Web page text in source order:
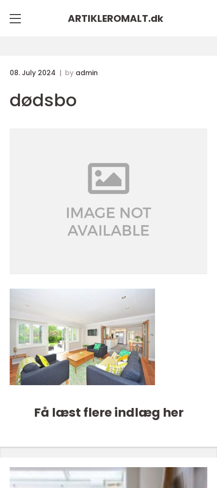
ARTIKLEROMALT.dk
08. July 2024 by admin
dødsbo
Få læst flere indlæg her